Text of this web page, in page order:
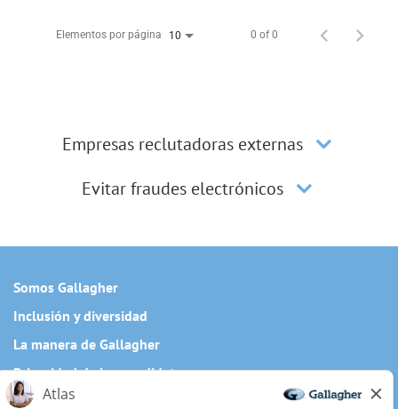
Elementos por página 10 0 of 0
Empresas reclutadoras externas
Evitar fraudes electrónicos
Somos Gallagher
Inclusión y diversidad
La manera de Gallagher
Privacidad de los candidatos
Cookie Policy